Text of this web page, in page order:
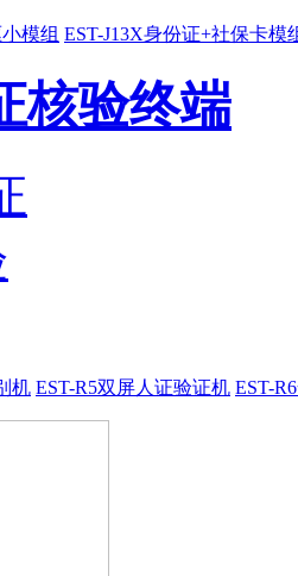
模组 EST-J13X身份证+社保卡模
核验终端
机 EST-R5双屏人证验证机 EST-